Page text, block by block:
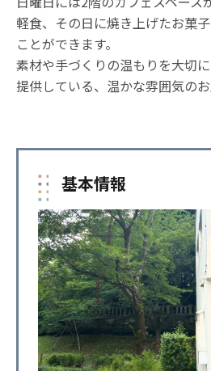
軽食、その日に焼き上げたお菓
ことができます。
素材や手づくりの温もりを大切
提供している、温かな雰囲気のお
基本情報